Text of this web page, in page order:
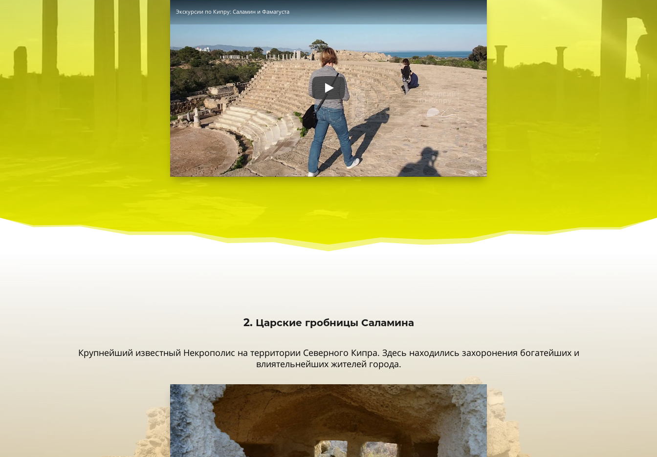
Экскурсии по Кипру: Саламин и Фамагуста
2. Царские гробницы Саламина
Крупнейший известный Некрополис на территории Северного Кипра. Здесь находились захоронения богатейших и
влиятельнейших жителей города.